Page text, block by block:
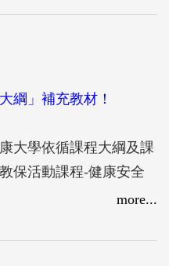
綱」補充教材！
大學依循課程大綱及課
保活動課程-健康安全
施健康安全教學的原
健康安全的學習環境。
more...